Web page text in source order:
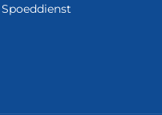
Spoeddienst